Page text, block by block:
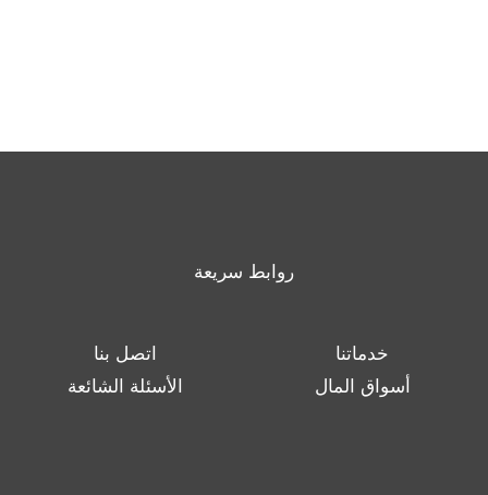
روابط سريعة
خدماتنا
اتصل بنا
أسواق المال
الأسئلة الشائعة